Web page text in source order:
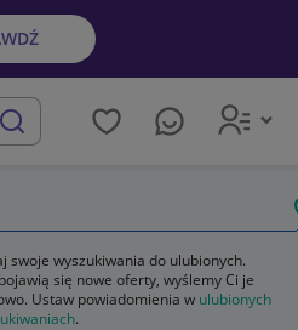
szukaj
swoje wyszukiwania do ulubionych.
się nowe oferty, wyślemy Ci je
Ustaw powiadomienia w ulubionych
.